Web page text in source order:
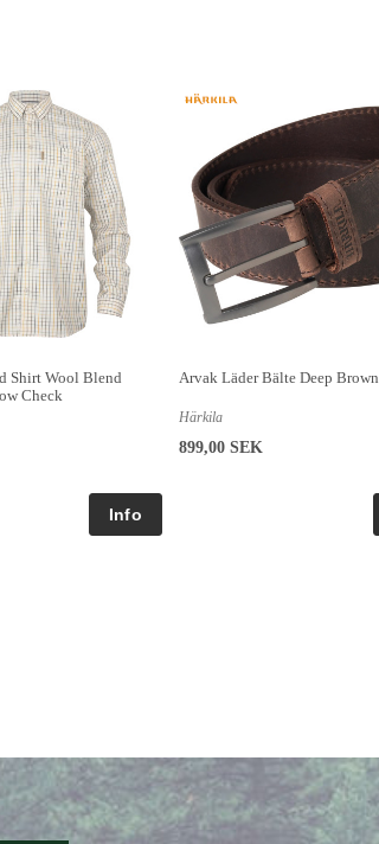
Shirt Wool Blend
Check
Arvak Läder Bälte Deep Brown
Härkila
899,00 SEK